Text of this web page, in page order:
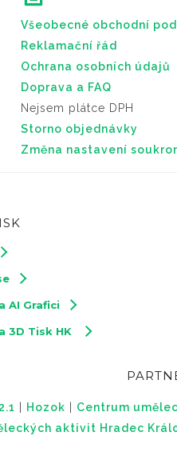
Všeobecné obchodní
Reklamační řád
Ochrana osobních údajů
Doprava a FAQ
Nejsem plátce DPH
Storno objednávky
Změna nastavení
AI Grafici
3D Tisk HK
Hozok Centrum
aktivit Hradec